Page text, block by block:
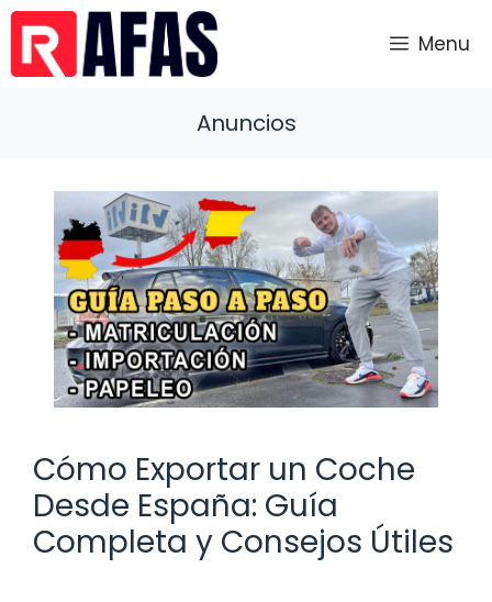
Saltar
contenido
Menu
Anuncios
Cómo Exportar un Coche
Desde España: Guía
Completa y Consejos Útiles